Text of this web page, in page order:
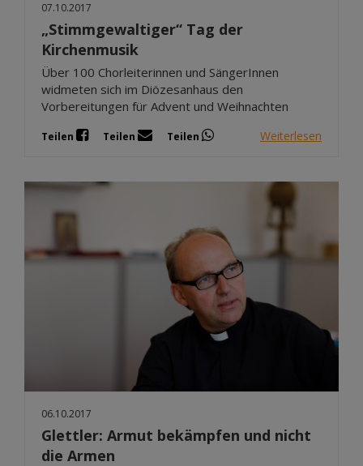
07.10.2017
„Stimmgewaltiger“ Tag der
Kirchenmusik
Über 100 Chorleiterinnen und SängerInnen
widmeten sich im Diözesanhaus den
Vorbereitungen für Advent und Weihnachten
Teilen Teilen Teilen Weiterlesen
06.10.2017
Glettler: Armut bekämpfen und nicht
die Armen